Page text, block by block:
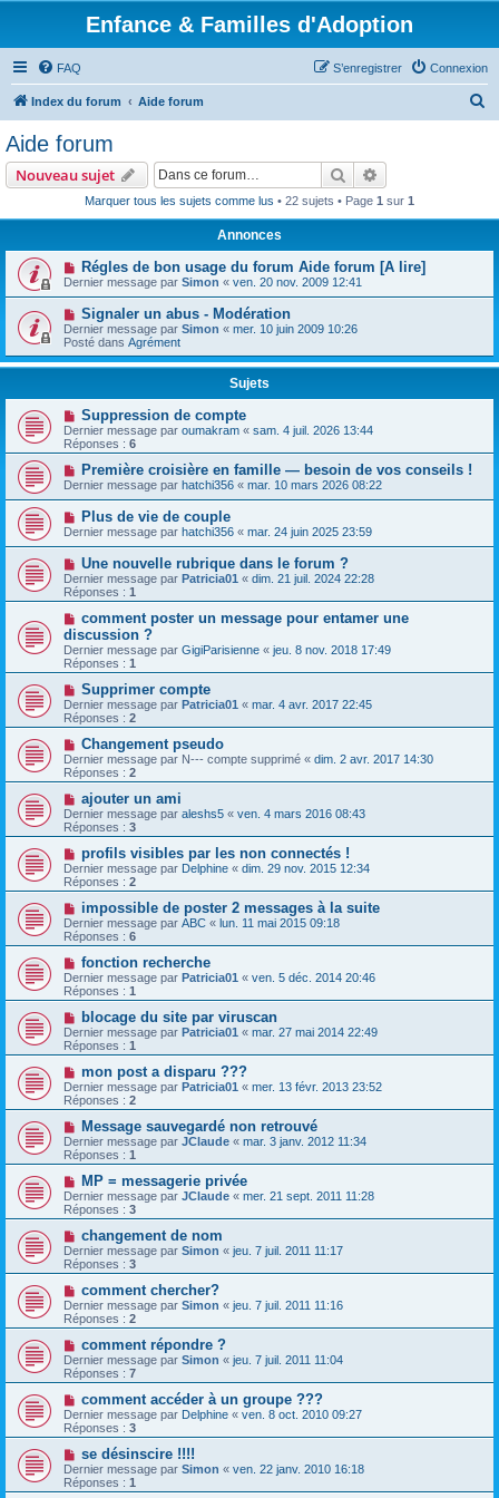
Enfance & Familles d'Adoption
FAQ Connexion
S’enregistrer
Index du forum Aide forum
Aide forum
Nouveau sujet Rechercher
Marquer tous les sujets comme lus • 22 sujets • Page 1 sur 1
Annonces
Régles de bon usage du forum Aide forum [A lire]
Dernier message par Simon « ven. 20 nov. 2009 12:41
Signaler un abus - Modération
Dernier message par Simon « mer. 10 juin 2009 10:26
Posté dans Agrément
Sujets
Suppression de compte
Dernier message par oumakram « sam. 4 juil. 2026 13:44
Réponses : 6
Première croisière en famille — besoin de vos conseils !
Dernier message par hatchi356 « mar. 10 mars 2026 08:22
Plus de vie de couple
Dernier message par hatchi356 « mar. 24 juin 2025 23:59
Une nouvelle rubrique dans le forum ?
Dernier message par Patricia01 « dim. 21 juil. 2024 22:28
Réponses : 1
comment poster un message pour entamer une
discussion ?
Dernier message par GigiParisienne « jeu. 8 nov. 2018 17:49
Réponses : 1
Supprimer compte
Dernier message par Patricia01 « mar. 4 avr. 2017 22:45
Réponses : 2
Changement pseudo
Dernier message par N--- compte supprimé « dim. 2 avr. 2017 14:30
Réponses : 2
ajouter un ami
Dernier message par aleshs5 « ven. 4 mars 2016 08:43
Réponses : 3
profils visibles par les non connectés !
Dernier message par Delphine « dim. 29 nov. 2015 12:34
Réponses : 2
impossible de poster 2 messages à la suite
Dernier message par ABC « lun. 11 mai 2015 09:18
Réponses : 6
fonction recherche
Dernier message par Patricia01 « ven. 5 déc. 2014 20:46
Réponses : 1
blocage du site par viruscan
Dernier message par Patricia01 « mar. 27 mai 2014 22:49
Réponses : 1
mon post a disparu ???
Dernier message par Patricia01 « mer. 13 févr. 2013 23:52
Réponses : 2
Message sauvegardé non retrouvé
Dernier message par JClaude « mar. 3 janv. 2012 11:34
Réponses : 1
MP = messagerie privée
Dernier message par JClaude « mer. 21 sept. 2011 11:28
Réponses : 3
changement de nom
Dernier message par Simon « jeu. 7 juil. 2011 11:17
Réponses : 3
comment chercher?
Dernier message par Simon « jeu. 7 juil. 2011 11:16
Réponses : 2
comment répondre ?
Dernier message par Simon « jeu. 7 juil. 2011 11:04
Réponses : 7
comment accéder à un groupe ???
Dernier message par Delphine « ven. 8 oct. 2010 09:27
Réponses : 3
se désinscire !!!!
Dernier message par Simon « ven. 22 janv. 2010 16:18
Réponses : 1